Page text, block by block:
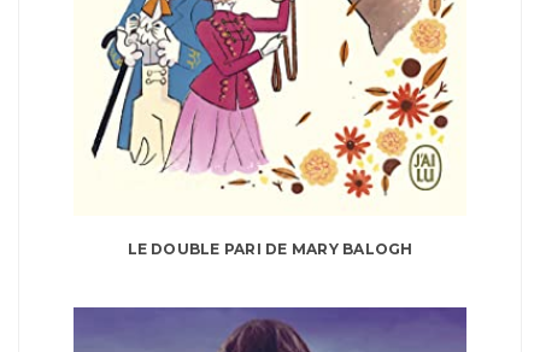
LE DOUBLE PARI DE MARY BALOGH